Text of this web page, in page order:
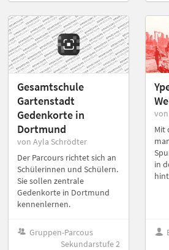
Gesamtschule
Gartenstadt
Gedenkorte in
Dortmund
von Ayla Schrödter
Der Parcours richtet sich an
Schülerinnen und Schülern.
Sie sollen zentrale
Gedenkorte in Dortmund
kennenlernen.
Gruppen-Parcous
Sekundarstufe 2
von
Mit
in